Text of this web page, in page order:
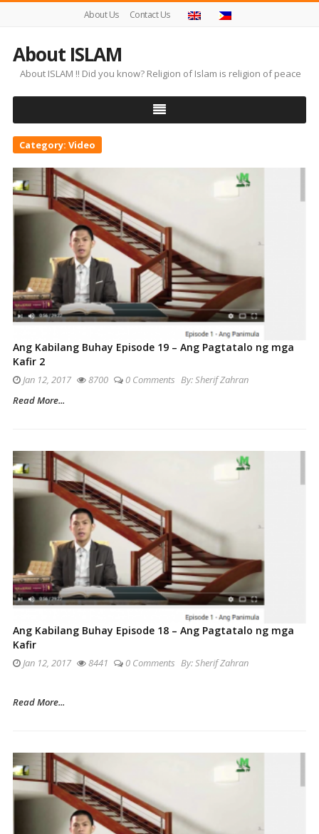
About Us Contact Us
About ISLAM
About ISLAM !! Did you know? Religion of Islam is religion of peace
Category: Video
Ang Kabilang Buhay Episode 19 – Ang Pagtatalo ng mga
Kafir 2
Jan 12, 2017 8700 0 Comments By:Sherif Zahran
Read More...
Ang Kabilang Buhay Episode 18 – Ang Pagtatalo ng mga
Kafir
Jan 12, 2017 8441 0 Comments By:Sherif Zahran
Read More...